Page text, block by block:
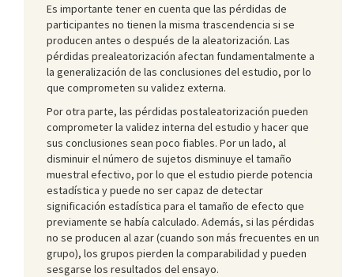
Es importante tener en cuenta que las pérdidas de
participantes no tienen la misma trascendencia si se
producen antes o después de la aleatorización. Las
pérdidas prealeatorización afectan fundamentalmente a
la generalización de las conclusiones del estudio, por lo
que comprometen su validez externa.
Por otra parte, las pérdidas postaleatorización pueden
comprometer la validez interna del estudio y hacer que
sus conclusiones sean poco fiables. Por un lado, al
disminuir el número de sujetos disminuye el tamaño
muestral efectivo, por lo que el estudio pierde potencia
estadística y puede no ser capaz de detectar
significación estadística para el tamaño de efecto que
previamente se había calculado. Además, si las pérdidas
no se producen al azar (cuando son más frecuentes en un
grupo), los grupos pierden la comparabilidad y pueden
sesgarse los resultados del ensayo.